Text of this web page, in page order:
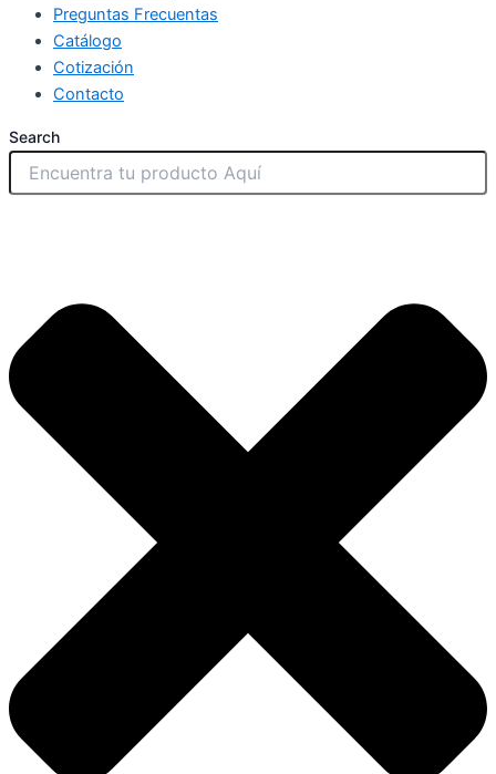
Preguntas Frecuentas
Catálogo
Cotización
Contacto
Search